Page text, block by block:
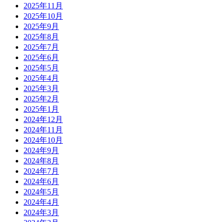
2025年11月
2025年10月
2025年9月
2025年8月
2025年7月
2025年6月
2025年5月
2025年4月
2025年3月
2025年2月
2025年1月
2024年12月
2024年11月
2024年10月
2024年9月
2024年8月
2024年7月
2024年6月
2024年5月
2024年4月
2024年3月